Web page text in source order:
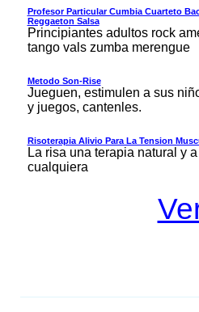
Profesor Particular Cumbia Cuarteto
Reggaeton Salsa
Principiantes adultos rock
tango vals zumba merengue
Metodo Son-Rise
Jueguen, estimulen a sus
y juegos, cantenles.
Risoterapia Alivio Para La Tension
La risa una terapia natural y
cualquiera